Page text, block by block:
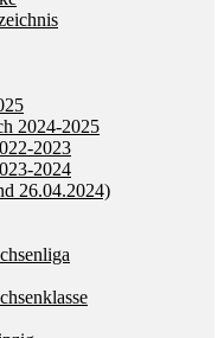
2024-2025
2023
2024
26.04.2024)